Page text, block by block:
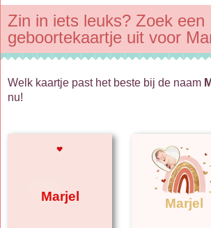
Zin in iets leuks? Zoek een
geboortekaartje uit voor
Welk kaartje past het beste bij de naam
nu!
Marjel Marjel